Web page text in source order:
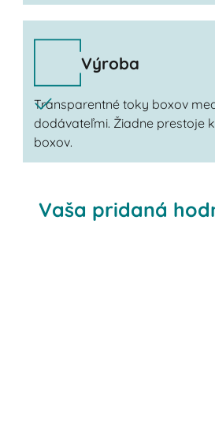
Výroba
Transparentné toky boxov
dodávateľmi. Žiadne prestoje
boxov.
Vaša pridaná